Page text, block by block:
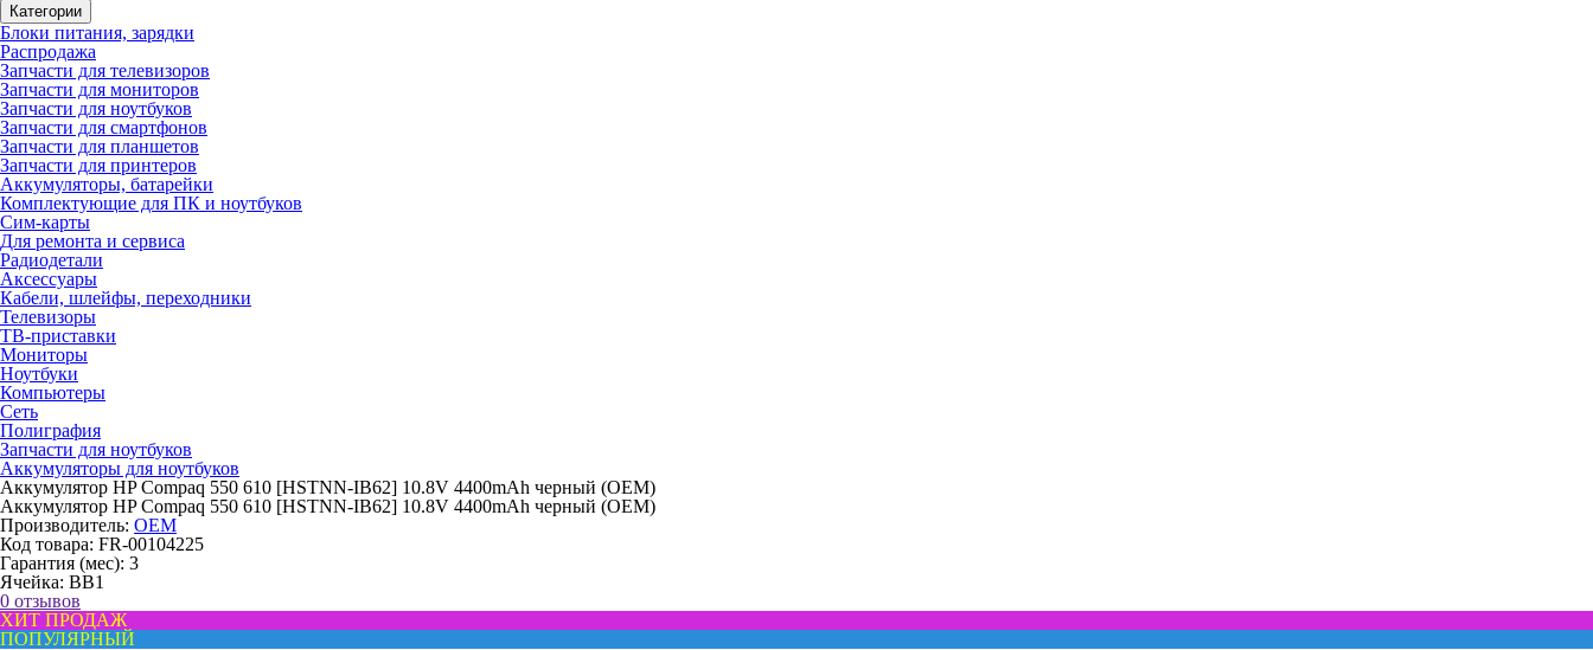
Категории
Блоки питания, зарядки
Распродажа
Запчасти для телевизоров
Запчасти для мониторов
Запчасти для ноутбуков
Запчасти для смартфонов
Запчасти для планшетов
Запчасти для принтеров
Аккумуляторы, батарейки
Комплектующие для ПК и ноутбуков
Сим-карты
Для ремонта и сервиса
Радиодетали
Аксессуары
Кабели, шлейфы, переходники
Телевизоры
ТВ-приставки
Мониторы
Ноутбуки
Компьютеры
Сеть
Полиграфия
Запчасти для ноутбуков
Аккумуляторы для ноутбуков
Аккумулятор HP Compaq 550 610 [HSTNN-IB62] 10.8V 4400mAh черный (OEM)
Аккумулятор HP Compaq 550 610 [HSTNN-IB62] 10.8V 4400mAh черный (OEM)
Производитель: OEM
Код товара: FR-00104225
Гарантия (мес): 3
Ячейка: BB1
0 отзывов
ХИТ ПРОДАЖ
ПОПУЛЯРНЫЙ